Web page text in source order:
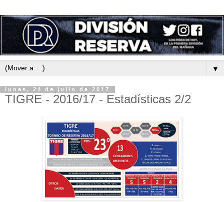
▼
lunes, 24 de julio de 2017
TIGRE - 2016/17 - Estadísticas 2/2